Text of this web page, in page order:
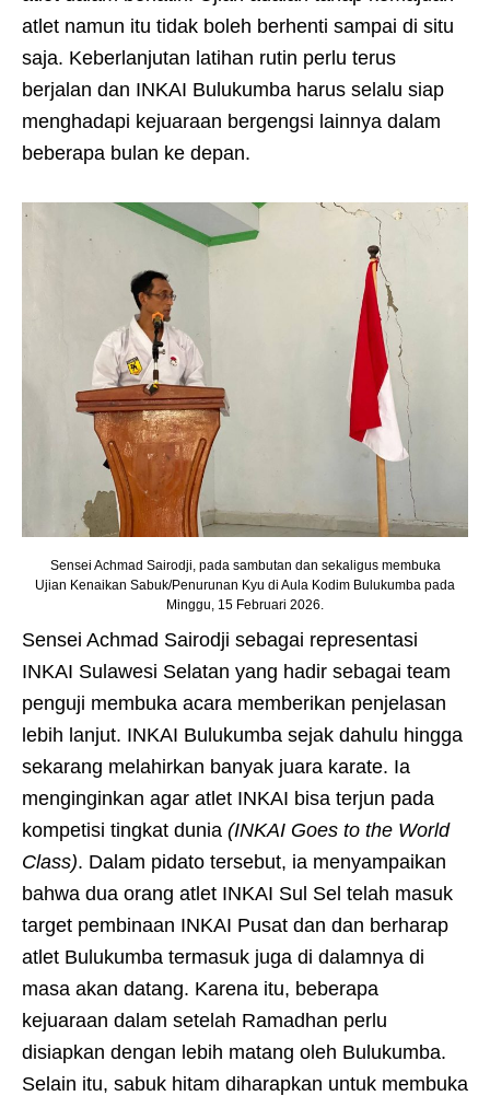
atlet namun itu tidak boleh berhenti sampai di situ
saja. Keberlanjutan latihan rutin perlu terus
berjalan dan INKAI Bulukumba harus selalu siap
menghadapi kejuaraan bergengsi lainnya dalam
beberapa bulan ke depan.
Sensei Achmad Sairodji, pada sambutan dan sekaligus membuka
Ujian Kenaikan Sabuk/Penurunan Kyu di Aula Kodim Bulukumba pada
Minggu, 15 Februari 2026.
Sensei Achmad Sairodji sebagai representasi
INKAI Sulawesi Selatan yang hadir sebagai team
penguji membuka acara memberikan penjelasan
lebih lanjut. INKAI Bulukumba sejak dahulu hingga
sekarang melahirkan banyak juara karate. Ia
menginginkan agar atlet INKAI bisa terjun pada
kompetisi tingkat dunia (INKAI Goes to the World
Class). Dalam pidato tersebut, ia menyampaikan
bahwa dua orang atlet INKAI Sul Sel telah masuk
target pembinaan INKAI Pusat dan dan berharap
atlet Bulukumba termasuk juga di dalamnya di
masa akan datang. Karena itu, beberapa
kejuaraan dalam setelah Ramadhan perlu
disiapkan dengan lebih matang oleh Bulukumba.
Selain itu, sabuk hitam diharapkan untuk membuka